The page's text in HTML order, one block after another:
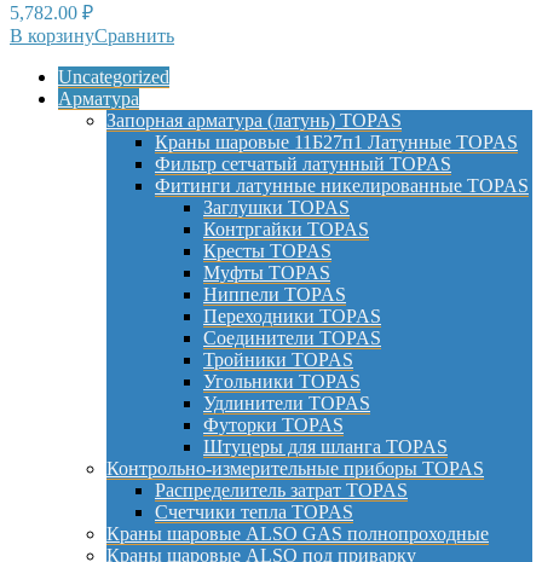
5,782.00 ₽
В корзинуСравнить
Uncategorized
Арматура
Запорная арматура (латунь) TOPAS
Краны шаровые 11Б27п1 Латунные TOPAS
Фильтр сетчатый латунный TOPAS
Фитинги латунные никелированные TOPAS
Заглушки TOPAS
Контргайки TOPAS
Кресты TOPAS
Муфты TOPAS
Ниппели TOPAS
Переходники TOPAS
Соединители TOPAS
Тройники TOPAS
Угольники TOPAS
Удлинители TOPAS
Футорки TOPAS
Штуцеры для шланга TOPAS
Контрольно-измерительные приборы TOPAS
Распределитель затрат TOPAS
Счетчики тепла TOPAS
Краны шаровые ALSO GAS полнопроходные
Краны шаровые ALSO под приварку